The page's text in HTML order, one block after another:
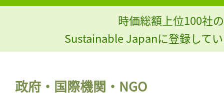
時価総額上位100社
Sustainable Japanに登録して
政府・国際機関・NGO